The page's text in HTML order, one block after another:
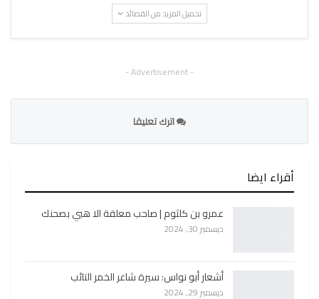
تحميل المزيد من القصائد
- Advertisement -
اترك تعليقا
أقراء ايضا
عمرو بن كلثوم | صاحب معلقة الا هبي بصحنك
ديسمبر 30, 2024
أشعار أبو نواس: سيرة شاعر الخمر التائب
ديسمبر 29, 2024